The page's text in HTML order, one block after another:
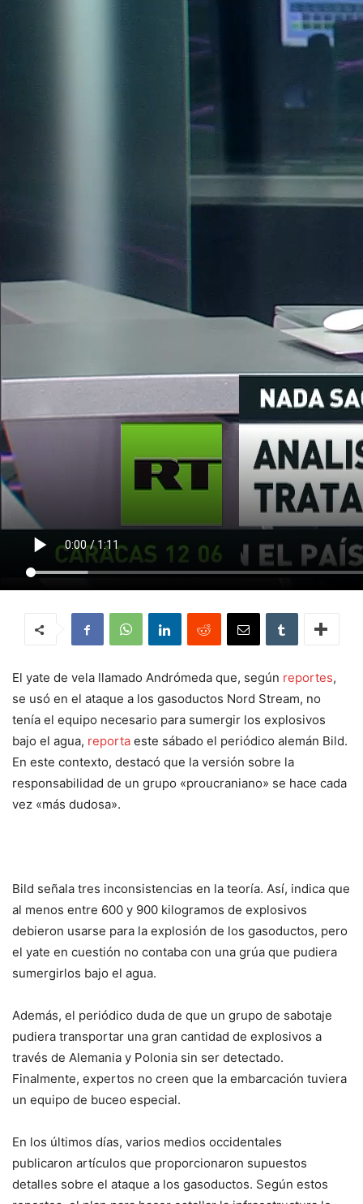
El yate de vela llamado Andrómeda que, según reportes,
se usó en el ataque a los gasoductos Nord Stream, no
tenía el equipo necesario para sumergir los explosivos
bajo el agua, reporta este sábado el periódico alemán Bild.
En este contexto, destacó que la versión sobre la
responsabilidad de un grupo «proucraniano» se hace cada
vez «más dudosa».
Bild señala tres inconsistencias en la teoría. Así, indica que
al menos entre 600 y 900 kilogramos de explosivos
debieron usarse para la explosión de los gasoductos, pero
el yate en cuestión no contaba con una grúa que pudiera
sumergirlos bajo el agua.
Además, el periódico duda de que un grupo de sabotaje
pudiera transportar una gran cantidad de explosivos a
través de Alemania y Polonia sin ser detectado.
Finalmente, expertos no creen que la embarcación tuviera
un equipo de buceo especial.
En los últimos días, varios medios occidentales
publicaron artículos que proporcionaron supuestos
detalles sobre el ataque a los gasoductos. Según estos